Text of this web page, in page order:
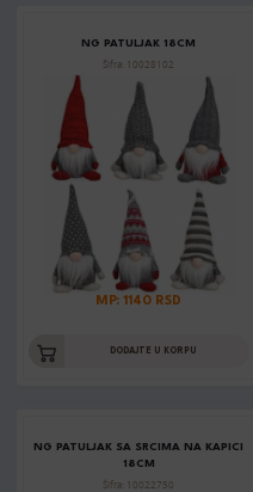
NG PATULJAK 18CM
Šifra: 10028102
MP: 1140 RSD
DODAJTE U KORPU
NG PATULJAK SA SRCIMA NA KAPICI
18CM
Šifra: 10022750